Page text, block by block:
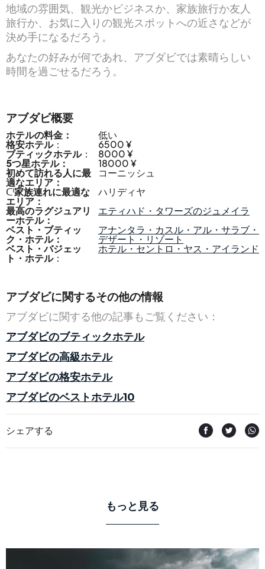
地域の雰囲気、観光かビジネスか、家族旅行か友人
旅行か、お気に入りの観光スポットへの近さなどが
決め手になるだろう。
あなたの好みが何であれ、アブダビでは素晴らしい
時間を過ごせるだろう。
アブダビ概要
ホテルの料金： 低い
格安ホテル： 6500 ¥
ブティックホテル： 8000 ¥
5つ星ホテル： 18000 ¥
初めて訪れる人に最
適なエリア：
コーニッシュ
ᑪ家族連れに最適な
エリア：
ハリディヤ
最高のラグジュアリ
ーホテル：
エティハド・タワーズのジュメイラ
ベスト・ブティッ
ク・ホテル：
アナンタラ・カスル・アル・サラブ・
デザート・リゾート
ベスト・バジェッ
ト・ホテル：
ホテル・セントロ・ヤス・アイランド
アブダビに関するその他の情報
アブダビに関する他の記事もご覧ください：
アブダビのブティックホテル
アブダビの高級ホテル
アブダビの格安ホテル
アブダビのベストホテル10
シェアする
もっと見る